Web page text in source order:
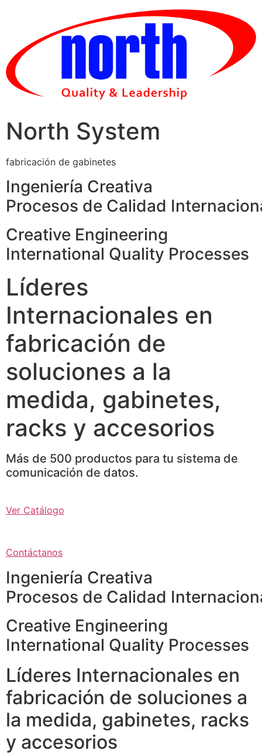
North System
fabricación de gabinetes
Ingeniería Creativa
Procesos de Calidad
Creative Engineering
International Quality Processes
Líderes
Internacionales en
fabricación de
soluciones a la
medida, gabinetes,
racks y accesorios
Más de 500 productos para tu sistema de
comunicación de datos.
Ver Catálogo
Contáctanos
Ingeniería Creativa
Procesos de Calidad
Creative Engineering
International Quality Processes
Líderes Internacionales en
fabricación de soluciones a
la medida, gabinetes, racks
y accesorios